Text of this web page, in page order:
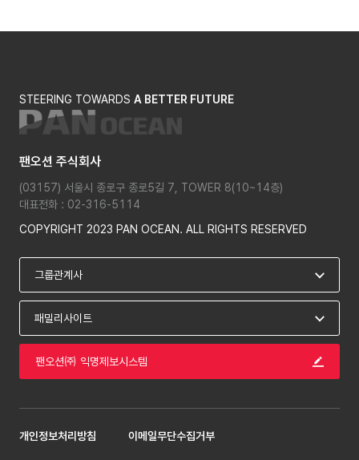
STEERING TOWARDS A BETTER FUTURE
팬오션 주식회사
(03157) 서울시 종로구 종로5길 7, TOWER 8(10~14층)
대표전화 : 02-316-5114
COPYRIGHT 2023 PAN OCEAN. ALL RIGHTS RESERVED
팬오션㈜ 익명제보시스템
개인정보처리방침 이메일무단수집거부